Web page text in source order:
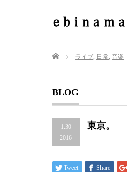
Home ライブ, 日常, 音楽
BLOG
1.30
2016
東京。
Tweet Share